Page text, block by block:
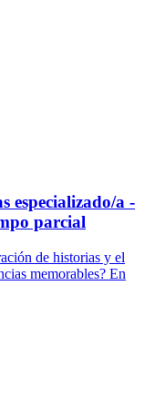
especializado/a -
parcial
de historias y el
memorables? En